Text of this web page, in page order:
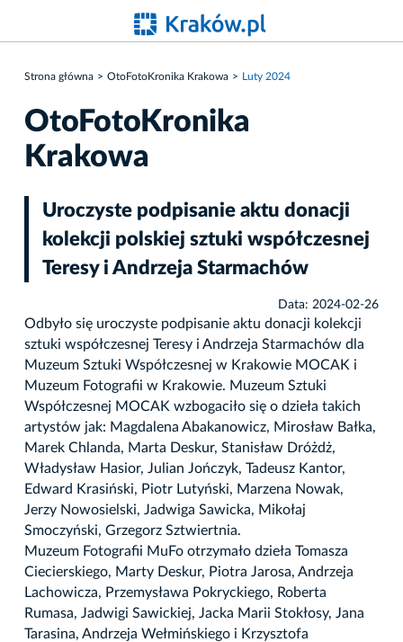
Strona główna OtoFotoKronika Krakowa Luty 2024
OtoFotoKronika
Krakowa
Uroczyste podpisanie aktu donacji
kolekcji polskiej sztuki współczesnej
Teresy i Andrzeja Starmachów
Data: 2024-02-26
Odbyło się uroczyste podpisanie aktu donacji kolekcji
sztuki współczesnej Teresy i Andrzeja Starmachów dla
Muzeum Sztuki Współczesnej w Krakowie MOCAK i
Muzeum Fotografii w Krakowie. Muzeum Sztuki
Współczesnej MOCAK wzbogaciło się o dzieła takich
artystów jak: Magdalena Abakanowicz, Mirosław Bałka,
Marek Chlanda, Marta Deskur, Stanisław Dróżdż,
Władysław Hasior, Julian Jończyk, Tadeusz Kantor,
Edward Krasiński, Piotr Lutyński, Marzena Nowak,
Jerzy Nowosielski, Jadwiga Sawicka, Mikołaj
Smoczyński, Grzegorz Sztwiertnia.
Muzeum Fotografii MuFo otrzymało dzieła Tomasza
Ciecierskiego, Marty Deskur, Piotra Jarosa, Andrzeja
Lachowicza, Przemysława Pokryckiego, Roberta
Rumasa, Jadwigi Sawickiej, Jacka Marii Stokłosy, Jana
Tarasina, Andrzeja Wełmińskiego i Krzysztofa